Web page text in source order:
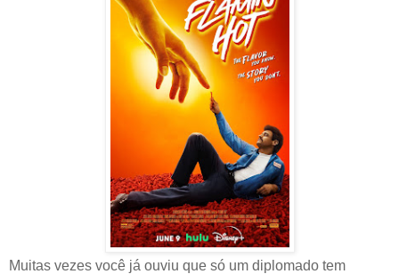
Muitas vezes você já ouviu que só um diplomado tem